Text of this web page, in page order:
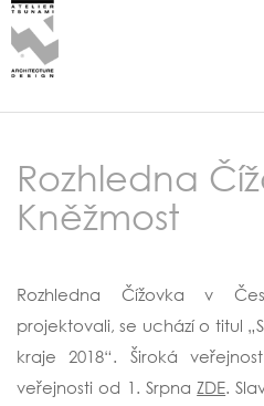
Rozhledna
Kněžmost
Rozhledna Čížovka v
projektovali, se uchází o titul
kraje 2018“. Široká
veřejnosti od 1. SrpnaZDE.